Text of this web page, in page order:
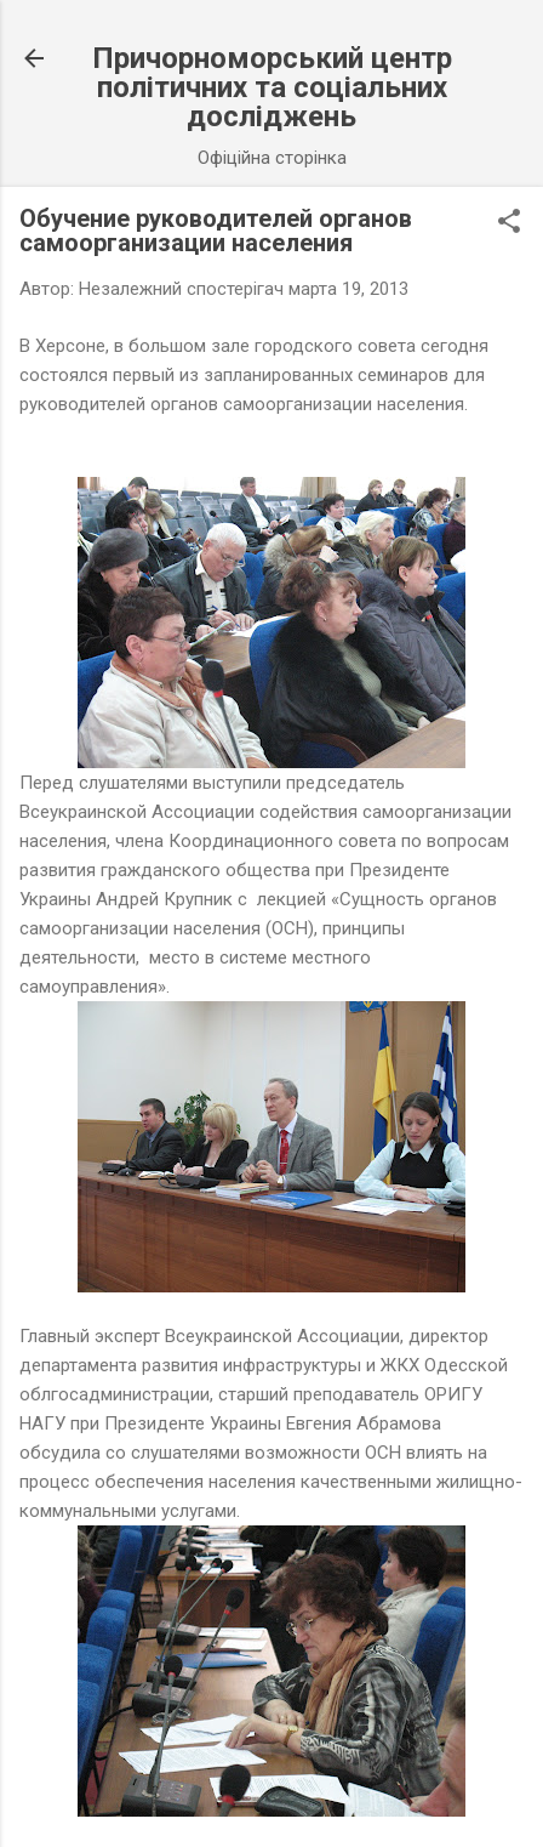
Причорноморський центр
політичних та соціальних
досліджень
Офіційна сторінка
Обучение руководителей органов
самоорганизации населения
Автор: Незалежний спостерігач марта 19, 2013
В Херсоне, в большом зале городского совета сегодня
состоялся первый из запланированных семинаров для
руководителей органов самоорганизации населения.
Перед слушателями выступили председатель
Всеукраинской Ассоциации содействия самоорганизации
населения, члена Координационного совета по вопросам
развития гражданского общества при Президенте
Украины Андрей Крупник с лекцией «Сущность органов
самоорганизации населения (ОСН), принципы
деятельности, место в системе местного
самоуправления».
Главный эксперт Всеукраинской Ассоциации, директор
департамента развития инфраструктуры и ЖКХ Одесской
облгосадминистрации, старший преподаватель ОРИГУ
НАГУ при Президенте Украины Евгения Абрамова
обсудила со слушателями возможности ОСН влиять на
процесс обеспечения населения качественными жилищно-
коммунальными услугами.